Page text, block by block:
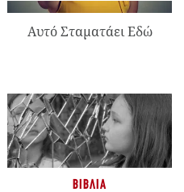
Αυτό Σταματάει Εδώ
ΒΙΒΛΊΑ